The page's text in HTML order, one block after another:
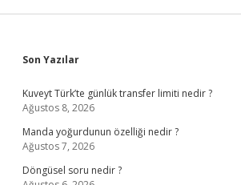
Sidebar
Son Yazılar
Kuveyt Türk’te günlük transfer limiti nedir ?
Ağustos 8, 2026
Manda yoğurdunun özelliği nedir ?
Ağustos 7, 2026
Döngüsel soru nedir ?